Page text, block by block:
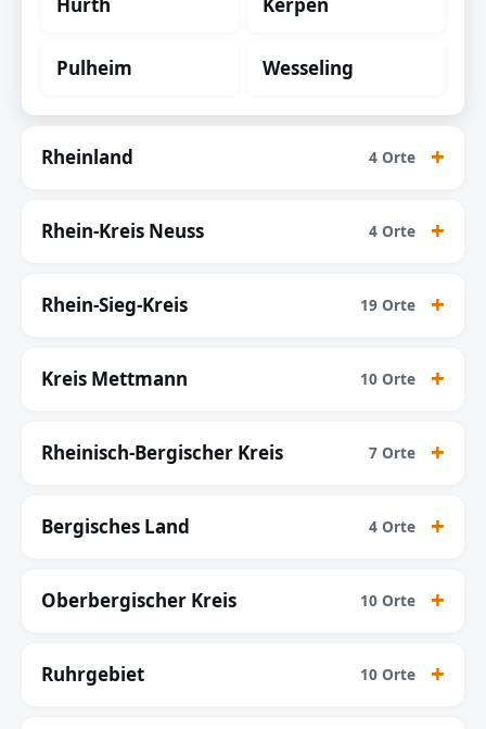
Hürth Kerpen
Pulheim Wesseling
Rheinland 4 Orte
Rhein-Kreis Neuss 4 Orte
Rhein-Sieg-Kreis 19 Orte
Kreis Mettmann 10 Orte
Rheinisch-Bergischer Kreis 7 Orte
Bergisches Land 4 Orte
Oberbergischer Kreis 10 Orte
Ruhrgebiet 10 Orte